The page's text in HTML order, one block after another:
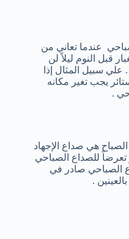
عندما تعاني من
قبل النوم ليلاً لن
سبيل المثال إذا
يجب تغير مكانه
.
هي صداع الإجهاد
تعرضاً للصداع الصباحي
الصباحي صادر في
.